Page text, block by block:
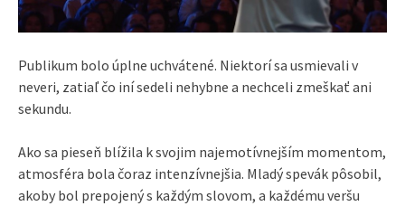
Publikum bolo úplne uchvátené. Niektorí sa usmievali v
neveri, zatiaľ čo iní sedeli nehybne a nechceli zmeškať ani
sekundu.
Ako sa pieseň blížila k svojim najemotívnejším momentom,
atmosféra bola čoraz intenzívnejšia. Mladý spevák pôsobil,
akoby bol prepojený s každým slovom, a každému veršu